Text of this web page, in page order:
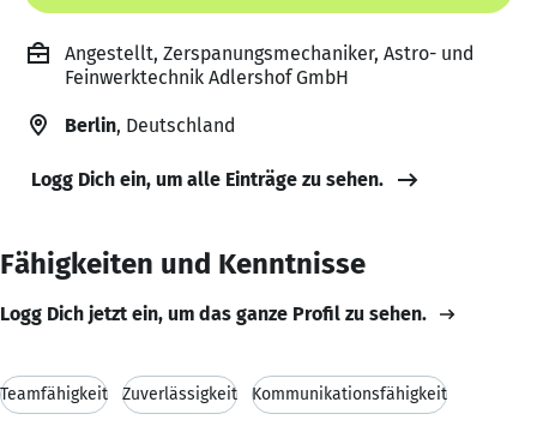
Angestellt, Zerspanungsmechaniker, Astro- und
Feinwerktechnik Adlershof GmbH
Berlin, Deutschland
Logg Dich ein, um alle Einträge zu sehen.
Fähigkeiten und Kenntnisse
Logg Dich jetzt ein, um das ganze Profil zu sehen.
Teamfähigkeit Zuverlässigkeit Kommunikationsfähigkeit